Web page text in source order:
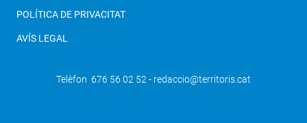
POLÍTICA DE PRIVACITAT
AVÍS LEGAL
Telèfon 676 56 02 52 - redaccio@territoris.cat